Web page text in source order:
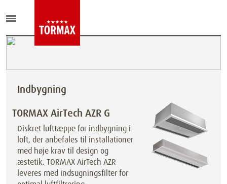
Indbygning
TORMAX AirTech AZR G
Diskret lufttæppe for indbygning i
loft, der anbefales til installationer
med høje krav til design og
æstetik. TORMAX AirTech AZR
leveres med indsugningsfilter for